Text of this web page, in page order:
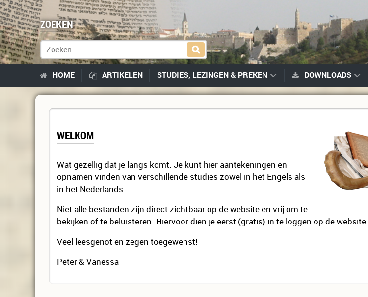
ZOEKEN
Zoek naar:
HOME ARTIKELEN STUDIES, LEZINGEN & PREKEN DOWNLOADS
WELKOM
Wat gezellig dat je langs komt. Je kunt hier aantekeningen en
opnamen vinden van verschillende studies zowel in het Engels als
in het Nederlands.
Niet alle bestanden zijn direct zichtbaar op de website en vrij om te
bekijken of te beluisteren. Hiervoor dien je eerst (gratis) in te loggen op de website.
Veel leesgenot en zegen toegewenst!
Peter & Vanessa